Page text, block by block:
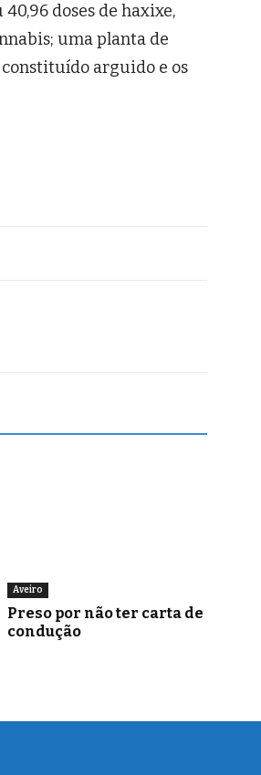
doses de haxixe,
uma planta de
arguido e os
Aveiro
Preso por não ter carta de
condução